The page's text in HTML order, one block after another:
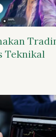
Teknikal